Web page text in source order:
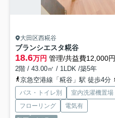
大田区西糀谷
ブランシエスタ糀谷
18.6万円 管理/共益費12,000円
2階 / 43.00㎡ / 1LDK /築5年
京急空港線「糀谷」駅 徒歩4分
バス・トイレ別 室内洗濯機置場
フローリング
電気有